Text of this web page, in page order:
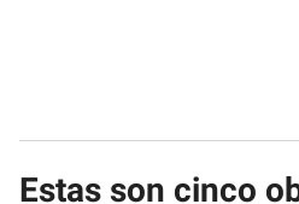
Estas son cinco